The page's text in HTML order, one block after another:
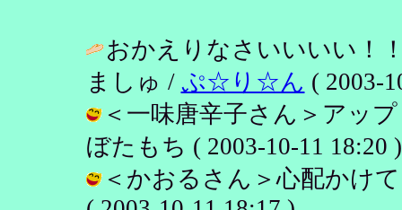
おかえりなさいいいい！
ましゅ / ぷ☆り☆ん ( 2003-
＜一味唐辛子さん＞アッ
ぼたもち ( 2003-10-11 18:20 )
＜かおるさん＞心配かけ